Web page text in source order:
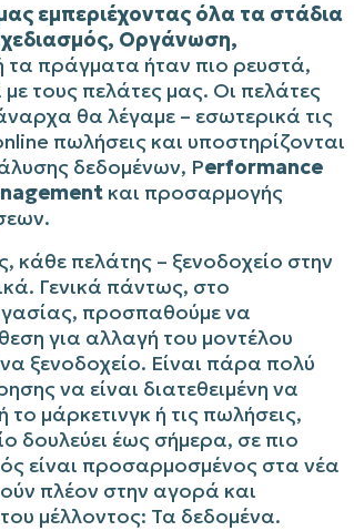
εμπεριέχοντας όλα τα στάδια
Οργάνωση,
τα πράγματα ήταν πιο ρευστά,
τους πελάτες μας. Οι πελάτες
θα λέγαμε – εσωτερικά τις
πωλήσεις και υποστηρίζονται
δεδομένων, Performance
και προσαρμογής
πελάτης – ξενοδοχείο στην
Γενικά πάντως, στο
προσπαθούμε να
για αλλαγή του μοντέλου
ξενοδοχείο. Είναι πάρα πολύ
να είναι διατεθειμένη να
το μάρκετινγκ ή τις πωλήσεις,
δουλεύει έως σήμερα, σε πιο
είναι προσαρμοσμένος στα νέα
πλέον στην αγορά και
μέλλοντος: Τα δεδομένα.